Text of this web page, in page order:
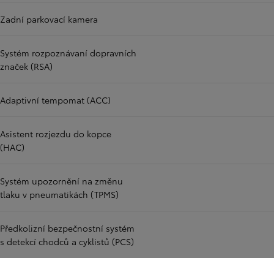
Zadní parkovací kamera
Systém rozpoznávaní dopravních
značek (RSA)
Adaptivní tempomat (ACC)
Asistent rozjezdu do kopce
(HAC)
Systém upozornění na změnu
tlaku v pneumatikách (TPMS)
Předkolizní bezpečnostní systém
s detekcí chodců a cyklistů (PCS)